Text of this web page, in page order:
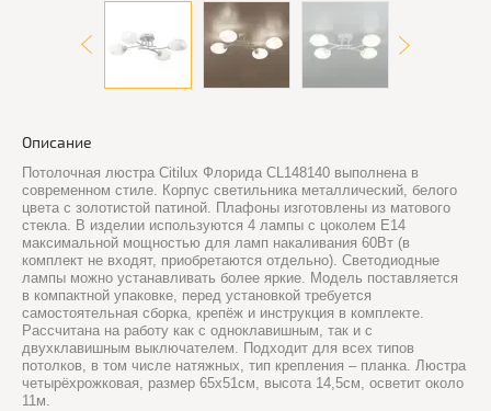
Описание
Потолочная люстра Citilux Флорида CL148140 выполнена в
современном стиле. Корпус светильника металлический, белого
цвета с золотистой патиной. Плафоны изготовлены из матового
стекла. В изделии используются 4 лампы с цоколем Е14
максимальной мощностью для ламп накаливания 60Вт (в
комплект не входят, приобретаются отдельно). Светодиодные
лампы можно устанавливать более яркие. Модель поставляется
в компактной упаковке, перед установкой требуется
самостоятельная сборка, крепёж и инструкция в комплекте.
Рассчитана на работу как с одноклавишным, так и с
двухклавишным выключателем. Подходит для всех типов
потолков, в том числе натяжных, тип крепления – планка. Люстра
четырёхрожковая, размер 65х51см, высота 14,5см, осветит около
11м.